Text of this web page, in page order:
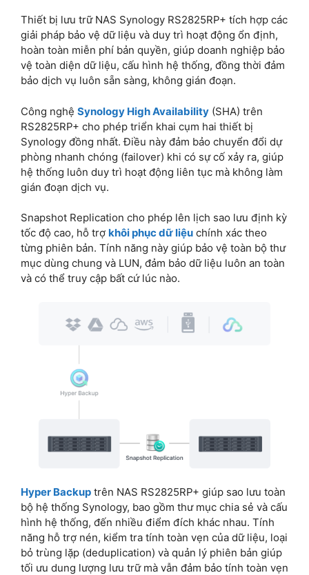
Thiết bị lưu trữ NAS Synology RS2825RP+ tích hợp các
giải pháp bảo vệ dữ liệu và duy trì hoạt động ổn định,
hoàn toàn miễn phí bản quyền, giúp doanh nghiệp bảo
vệ toàn diện dữ liệu, cấu hình hệ thống, đồng thời đảm
bảo dịch vụ luôn sẵn sàng, không gián đoạn.
Công nghệ Synology High Availability (SHA) trên
RS2825RP+ cho phép triển khai cụm hai thiết bị
Synology đồng nhất. Điều này đảm bảo chuyển đổi dự
phòng nhanh chóng (failover) khi có sự cố xảy ra, giúp
hệ thống luôn duy trì hoạt động liên tục mà không làm
gián đoạn dịch vụ.
Snapshot Replication cho phép lên lịch sao lưu định kỳ
tốc độ cao, hỗ trợ khôi phục dữ liệu chính xác theo
từng phiên bản. Tính năng này giúp bảo vệ toàn bộ thư
mục dùng chung và LUN, đảm bảo dữ liệu luôn an toàn
và có thể truy cập bất cứ lúc nào.
Hyper Backup trên NAS RS2825RP+ giúp sao lưu toàn
bộ hệ thống Synology, bao gồm thư mục chia sẻ và cấu
hình hệ thống, đến nhiều điểm đích khác nhau. Tính
năng hỗ trợ nén, kiểm tra tính toàn vẹn của dữ liệu, loại
bỏ trùng lặp (deduplication) và quản lý phiên bản giúp
tối ưu dung lượng lưu trữ mà vẫn đảm bảo tính toàn vẹn